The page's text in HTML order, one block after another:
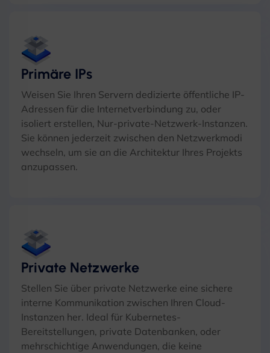
Primäre IPs
Weisen Sie Ihren Servern dedizierte öffentliche IP-
Adressen für die Internetverbindung zu, oder
isoliert erstellen, Nur-private-Netzwerk-Instanzen.
Sie können jederzeit zwischen den Netzwerkmodi
wechseln, um sie an die Architektur Ihres Projekts
anzupassen.
Private Netzwerke
Stellen Sie über private Netzwerke eine sichere
interne Kommunikation zwischen Ihren Cloud-
Instanzen her. Ideal für Kubernetes-
Bereitstellungen, private Datenbanken, oder
mehrschichtige Anwendungen, die keine